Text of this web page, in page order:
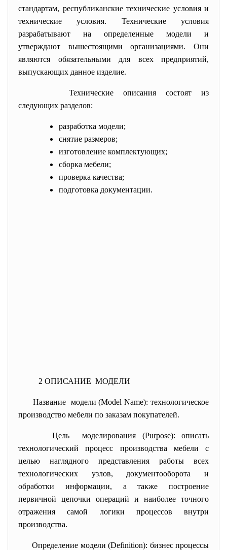
стандартам, республиканские технические условия и
технические условия. Технические условия
разрабатывают на определенные модели и
утверждают вышестоящими организациями. Они
являются обязательными для всех предприятий,
выпускающих данное изделие.
Технические описания состоят из
следующих разделов:
разработка модели;
снятие размеров;
изготовление комплектующих;
сборка мебели;
проверка качества;
подготовка документации.
2 ОПИСАНИЕ МОДЕЛИ
Название модели (Model Name): технологическое
производство мебели по заказам покупателей.
Цель моделирования (Purpose): описать
технологический процесс производства мебели с
целью наглядного представления работы всех
технологических узлов, документооборота и
обработки информации, а также построение
первичной цепочки операций и наиболее точного
отражения самой логики процессов внутри
производства.
Определение модели (Definition): бизнес процессы